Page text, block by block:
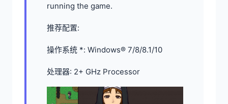
running the game.
推荐配置:
操作系统 *: Windows® 7/8/8.1/10
处理器: 2+ GHz Processor